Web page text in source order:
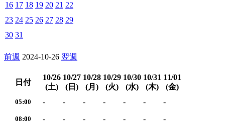
16 17 18 19 20 21 22
23 24 25 26 27 28 29
30 31
前週 2024-10-26 翌週
日付
10/26
(土)
10/27
(日)
10/28
(月)
10/29
(火)
10/30
(水)
10/31
(木)
11/01
(金)
05:00 - - - - - - -
08:00 - - - - - - -